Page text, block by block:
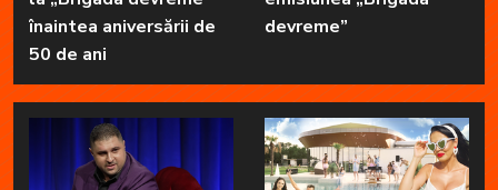
înaintea aniversării de
50 de ani
devreme”